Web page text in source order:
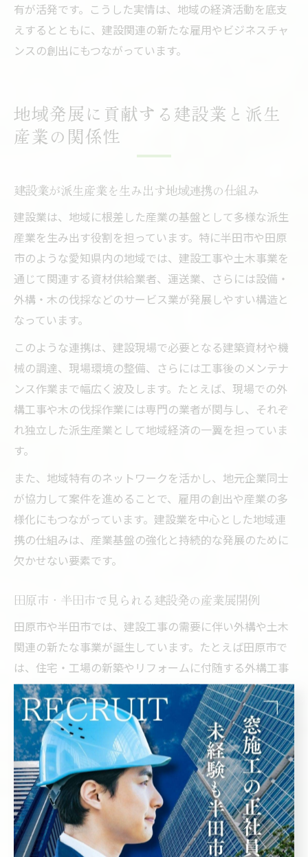
有が活発です。こうした実情は、地域の経済活動を底支
えするとともに、建設関連の新たな雇用やビジネスチャ
ンスの創出にもつながっています。
地域発展に貢献する建設業と派生
産業の関係性
建設業が派生産業を生み出す地域連携の仕組み
建設業は、地域に根差した産業の基盤として多様な派生
産業を生み出す役割を担っています。特に半田市や田原
市のような愛知県内の地域では、建設工事や土木事業を
通じて関連する資材供給業者、運送業、さらには設備・
外構・木の伐採などのサービス業が発展しやすい構造と
なっています。
このような連携は、建設現場で必要となる建築資材や機
械の調達、現場環境の整備、さらには工事後のメンテナ
ンス作業まで幅広く波及します。たとえば、現場での外
構工事や木の伐採作業には専門の業者が関与し、それぞ
れ独立した派生産業として地域経済の一翼を担っていま
す。
また、地域特有のネットワークを活かし、地元企業同士
が協力して案件を進めることで、雇用の創出や産業の多
様化にもつながっています。建設業を中心とした地域連
携の仕組みは、産業基盤の強化と持続的な発展のために
欠かせない要素です。
田原市・半田市で見られる建設発の産業展開例
田原市や半田市では、建設工事の需要に伴い外構や土木
関連の新たな事業が誕生しています。たとえば田原市で
は、住宅・工場の新築やリフォームに付随する外構工事
や、木の伐採を専門とする業者が活躍しています。ま
た、半田市では建設に関わる採用や求人活動が盛んで、
異業種からの転職者も積極的に受け入れられています。
これらの事例からも、建設業が地域に新たなビジネスチ
ャンスを生み出していることが分かります。特に、地元
企業との連携により、建設現場で必要とされるサービス
が多様化し、地域全体の産業バランスが向上していま
す。